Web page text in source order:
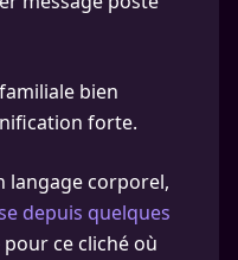
bien
forte.
langage corporel,
depuis quelques
ce cliché où